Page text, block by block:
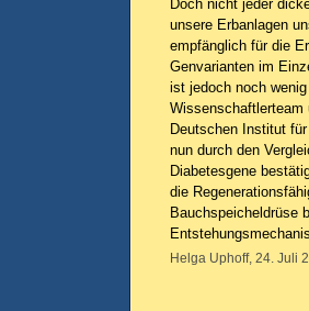
Doch nicht jeder
unsere Erbanlagen
empfänglich für die
Genvarianten im
ist jedoch noch
Wissenschaftlerteam
Deutschen Institut
nun durch den
Diabetesgene
die
Bauchspeicheldrüse
Helga Uphoff, 24. Juli